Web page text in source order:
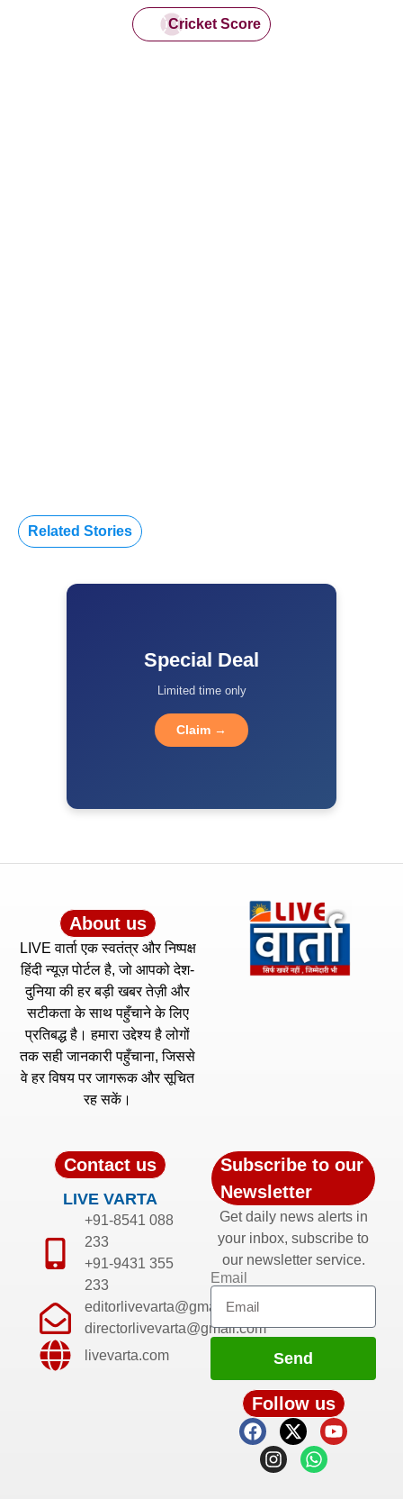
Cricket Score
Related Stories
Special Deal
Limited time only
Claim →
About us
LIVE वार्ता एक स्वतंत्र और निष्पक्ष
हिंदी न्यूज़ पोर्टल है, जो आपको देश-
दुनिया की हर बड़ी खबर तेज़ी और
सटीकता के साथ पहुँचाने के लिए
प्रतिबद्ध है। हमारा उद्देश्य है लोगों
तक सही जानकारी पहुँचाना, जिससे
वे हर विषय पर जागरूक और सूचित
रह सकें।
Contact us
LIVE VARTA
+91-8541 088
233
+91-9431 355
233
editorlivevarta@gmail.com
directorlivevarta@gmail.com
livevarta.com
Subscribe to our
Newsletter
Get daily news alerts in
your inbox, subscribe to
our newsletter service.
Email
Send
Follow us